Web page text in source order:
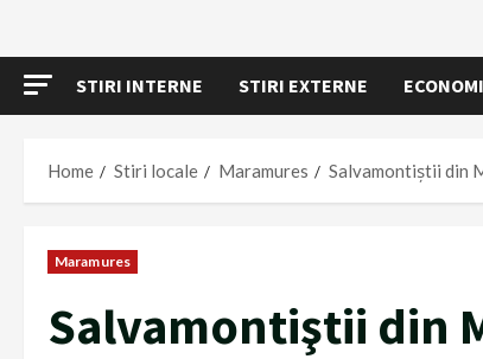
STIRI INTERNE STIRI EXTERNE
Home Stiri locale Maramures Salvamontiştii din
Maramures
Salvamontiştii din